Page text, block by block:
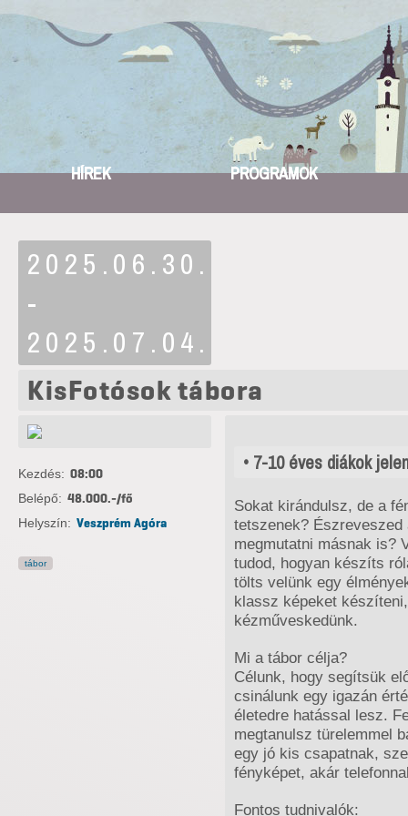
HÍREK PROGRAMOK
2025.06.30.
-
2025.07.04.
KisFotósok tábora
• 7-10 éves diákok
Sokat kirándulsz, de a
tetszenek?
megmutatni másnak is?
tudod, hogyan készíts
tölts velünk egy
klassz képeket
kézműveskedünk.
Mi a tábor célja?
Célunk, hogy segítsük
csinálunk egy igazán
életedre hatással lesz.
megtanulsz türelemmel
egy jó kis csapatnak,
fényképet, akár
Fontos tudnivalók:
Kezdés: 08:00
Belépő: 48.000.-/fő
Helyszín: Veszprém Agóra
tábor